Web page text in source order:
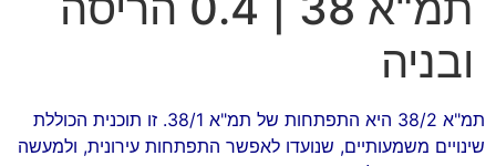
ובניה
תמ"א 38/2 היא התפתחות של תמ"א 38/1. זו תוכנית הכוללת
שינויים משמעותיים, שנועדו לאפשר התפתחות עירונית, ולמעשה